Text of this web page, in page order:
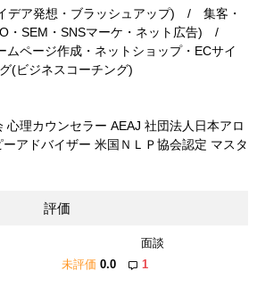
デア発想・ブラッシュアップ) / 集客・
・SEM・SNSマーケ・ネット広告) /
ムページ作成・ネットショップ・ECサイ
ビジネスコーチング)
心理カウンセラー AEAJ 社団法人日本アロ
アドバイザー 米国ＮＬＰ協会認定 マスタ
評価
面談
未評価 0.0 1